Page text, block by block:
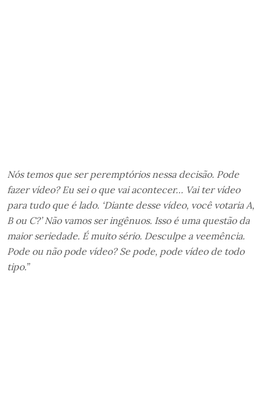
Nós temos que ser peremptórios nessa decisão. Pode
fazer vídeo? Eu sei o que vai acontecer… Vai ter vídeo
para tudo que é lado. ‘Diante desse vídeo, você votaria A,
B ou C?’ Não vamos ser ingênuos. Isso é uma questão da
maior seriedade. É muito sério. Desculpe a veemência.
Pode ou não pode vídeo? Se pode, pode vídeo de todo
tipo.”